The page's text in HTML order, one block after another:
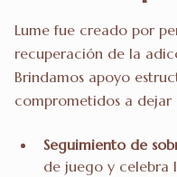
Lume fue creado por
recuperación de la
Brindamos apoyo
comprometidos a dejar
Seguimiento de
de juego y celebra